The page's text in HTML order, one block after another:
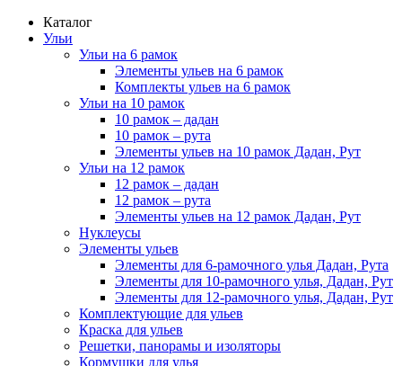
Каталог
Ульи
Ульи на 6 рамок
Элементы ульев на 6 рамок
Комплекты ульев на 6 рамок
Ульи на 10 рамок
10 рамок – дадан
10 рамок – рута
Элементы ульев на 10 рамок Дадан, Рут
Ульи на 12 рамок
12 рамок – дадан
12 рамок – рута
Элементы ульев на 12 рамок Дадан, Рут
Нуклеусы
Элементы ульев
Элементы для 6-рамочного улья Дадан, Рута
Элементы для 10-рамочного улья, Дадан, Рут
Элементы для 12-рамочного улья, Дадан, Рут
Комплектующие для ульев
Краска для ульев
Решетки, панорамы и изоляторы
Кормушки для улья